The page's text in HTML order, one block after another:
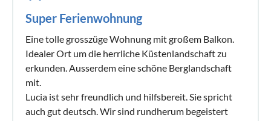
Super Ferienwohnung
Eine tolle grosszüge Wohnung mit großem Balkon.
Idealer Ort um die herrliche Küstenlandschaft zu
erkunden. Ausserdem eine schöne Berglandschaft
mit.
Lucia ist sehr freundlich und hilfsbereit. Sie spricht
auch gut deutsch. Wir sind rundherum begeistert